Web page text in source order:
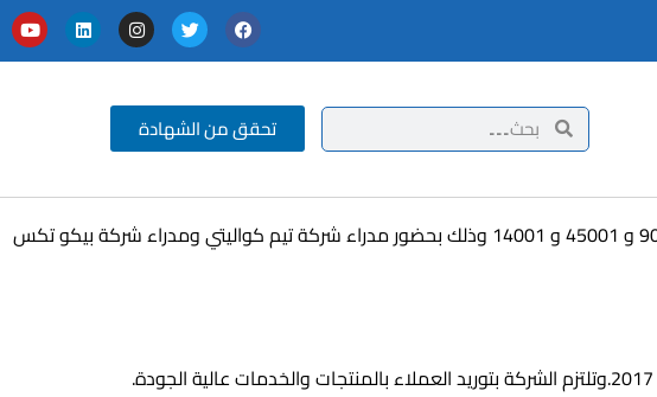
تحقق من الشهادة
تشرفت شركة تيم كواليتي بالمراجعة ومنح شهادات الايزو والجودة بمنح شركة بيكو تكس للغزل والنسيج شهادات الأيزو 9001 و 45001 و 14001 وذلك بحضور مدراء شركة تيم كواليتي ومدراء شركة بيكو تكس